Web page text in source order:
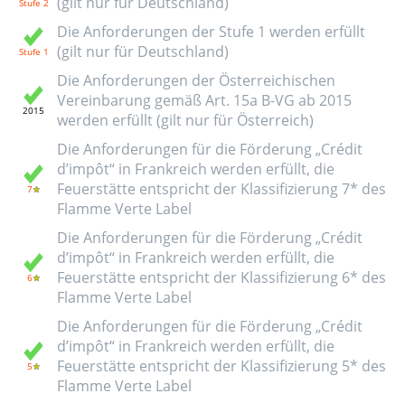
Die Anforderungen der Stufe 1 werden erfüllt
(gilt nur für Deutschland)
Die Anforderungen der Österreichischen
Vereinbarung gemäß Art. 15a B-VG ab 2015
werden erfüllt (gilt nur für Österreich)
Die Anforderungen für die Förderung „Crédit
d’impôt“ in Frankreich werden erfüllt, die
Feuerstätte entspricht der Klassifizierung 7* des
Flamme Verte Label
Die Anforderungen für die Förderung „Crédit
d’impôt“ in Frankreich werden erfüllt, die
Feuerstätte entspricht der Klassifizierung 6* des
Flamme Verte Label
Die Anforderungen für die Förderung „Crédit
d’impôt“ in Frankreich werden erfüllt, die
Feuerstätte entspricht der Klassifizierung 5* des
Flamme Verte Label